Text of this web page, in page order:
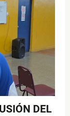
DEL